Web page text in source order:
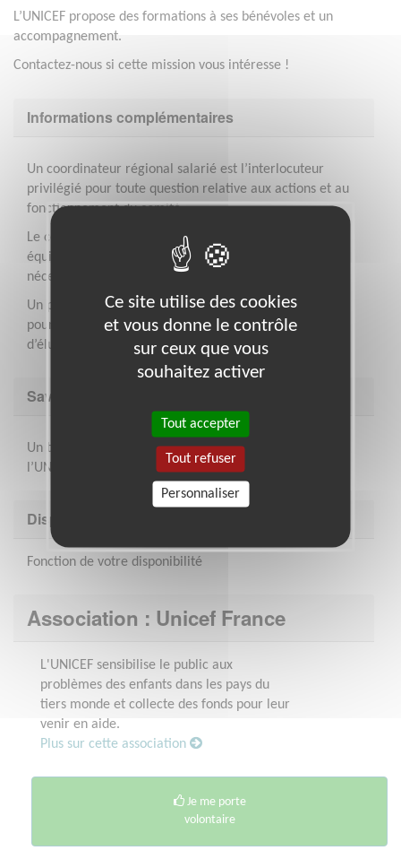
L’UNICEF propose des formations à ses bénévoles et un
accompagnement.
Contactez-nous si cette mission vous intéresse !
Informations complémentaires
Un coordinateur régional salarié est l’interlocuteur
privilégié pour toute question relative aux actions et au
fonctionnement du comité.
Le comité dispose localement de moyens : locaux,
équipement informatique, matériel promotionnel et
nécessaire à la réalisation des actions.
Un parcours de formation et des webinaires mensuels
pour vous accompagner tout au long de votre mission
d’élu.
Savoir être & compétences
Un très bon relationnel, intérêt pour les missions de
l’UNICEF, maîtrise de l’informatique.
Disponibilité demandée
Fonction de votre disponibilité
Association : Unicef France
L'UNICEF sensibilise le public aux
problèmes des enfants dans les pays du
tiers monde et collecte des fonds pour leur
venir en aide.
Plus sur cette association
Je me porte
volontaire
Ce site utilise des cookies
et vous donne le contrôle
sur ceux que vous
souhaitez activer
Tout accepter
Tout refuser
Personnaliser